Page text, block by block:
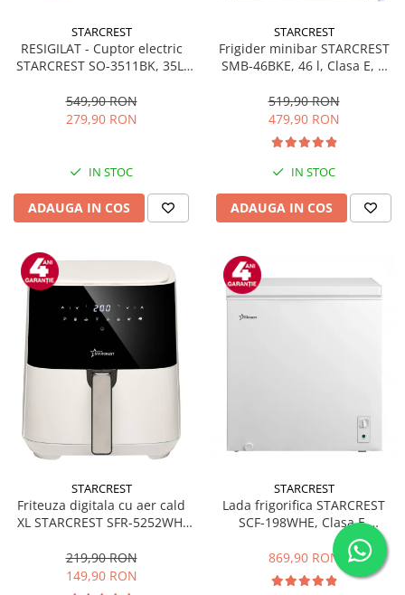
STARCREST
RESIGILAT - Cuptor electric
STARCREST SO-3511BK, 35L,
Programe predefinite,
Interfata digitala, Negru
549,90 RON
279,90 RON
IN STOC
ADAUGA IN COS
STARCREST
Frigider minibar STARCREST
SMB-46BKE, 46 l, Clasa E, H
519,90 RON
479,90 RON
IN STOC
ADAUGA IN COS
STARCREST
Friteuza digitala cu aer cald
XL STARCREST SFR-5252WH,
200 °C, 8 programe
predefinite, Alb
219,90 RON
149,90 RON
STARCREST
Lada frigorifica STARCREST
SCF-198WHE, Clasa E,
Capacitate 198L, Sistem
convertibil - functie frigider,
Termostat reglabil, Alb
869,90 RON